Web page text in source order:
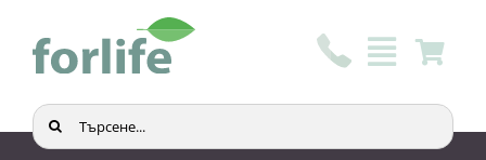
content
Търсене
...